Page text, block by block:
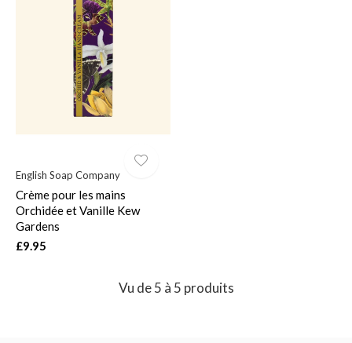
English Soap Company
Crème pour les mains
Orchidée et Vanille Kew
Gardens
£9.95
Vu de 5 à 5 produits